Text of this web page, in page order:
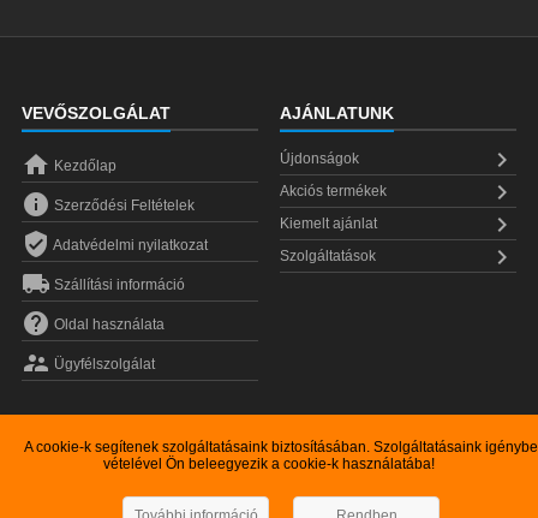
A cookie-k segítenek szolgáltatásaink biztosításában. Szolgáltatásaink igénybe
vételével Ön beleegyezik a cookie-k használatába!
VEVŐSZOLGÁLAT
 Kezdőlap
 Szerződési Feltételek
 Adatvédelmi nyilatkozat
 Szállítási információ
 Oldal használata
 Ügyfélszolgálat
AJÁNLATUNK
Újdonságok 
Akciós termékek 
Kiemelt ajánlat 
Szolgáltatások 
Copyright © 2026
Szarvas GSM kereskedelmi Kft.